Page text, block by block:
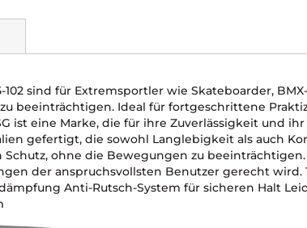
102 sind für Extremsportler wie Skateboarder,
beeinträchtigen. Ideal für fortgeschrittene
ist eine Marke, die für ihre Zuverlässigkeit und
gefertigt, die sowohl Langlebigkeit als auch
ohne die Bewegungen zu
der anspruchsvollsten Benutzer gerecht wird.
Anti-Rutsch-System für sicheren Halt